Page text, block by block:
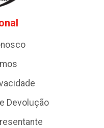
Devolução